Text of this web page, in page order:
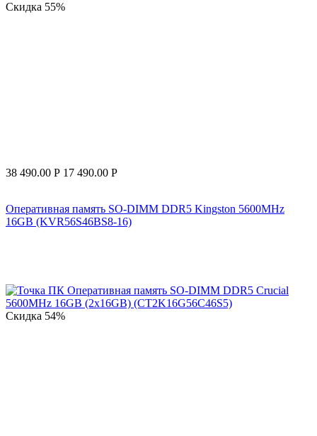
Скидка 55%
38 490.00 Р 17 490.00 Р
Оперативная память SO-DIMM DDR5 Kingston 5600MHz
16GB (KVR56S46BS8-16)
Скидка 54%